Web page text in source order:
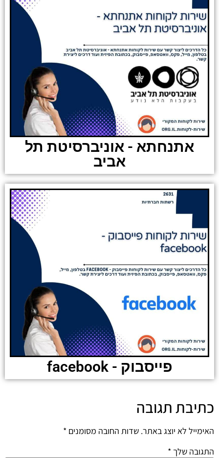
אתנחתא - אוניברסיטת תל
אביב
פייסבוק - facebook
כתיבת תגובה
האימייל לא יוצג באתר. שדות החובה מסומנים *
התגובה שלך *